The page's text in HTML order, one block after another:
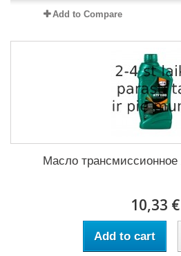
Add to Compare
Масло трансмиссионное
10,33 €
Add to cart